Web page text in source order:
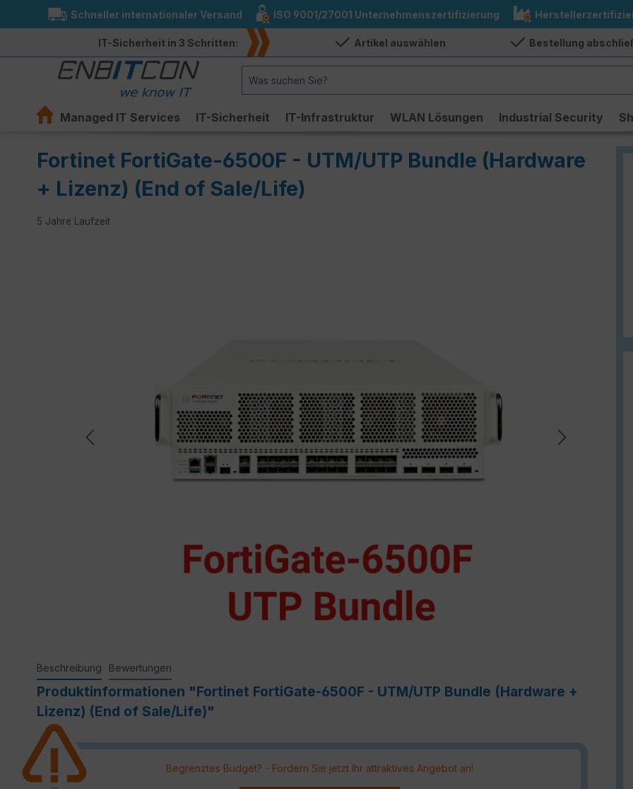
Zur Hauptnavigation springen
Schneller internationaler Versand ISO 9001/27001 Unternehmenszertifizierung
IT-Sicherheit in 3 Schritten: Artikel auswählen Bestellung
Managed IT Services IT-Sicherheit IT-Infrastruktur WLAN Lösungen Industrial Security
Fortinet FortiGate-6500F - UTM/UTP Bundle (Hardware
+ Lizenz) (End of Sale/Life)
5 Jahre Laufzeit
Beschreibung Bewertungen
Produktinformationen "Fortinet FortiGate-6500F - UTM/UTP Bundle (Hardware +
Lizenz) (End of Sale/Life)"
Begrenztes Budget? - Fordern Sie jetzt Ihr attraktives Angebot an!